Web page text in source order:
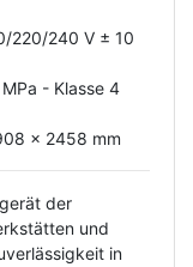
220/240 V ± 10
- Klasse 4
x 2458 mm
der
und
in